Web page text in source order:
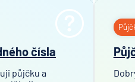
čísla
půjčku a